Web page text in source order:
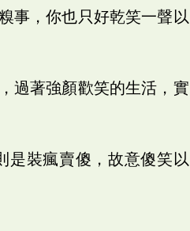
事，你也只好乾笑一聲以
過著強顏歡笑的生活，實
是裝瘋賣傻，故意傻笑以